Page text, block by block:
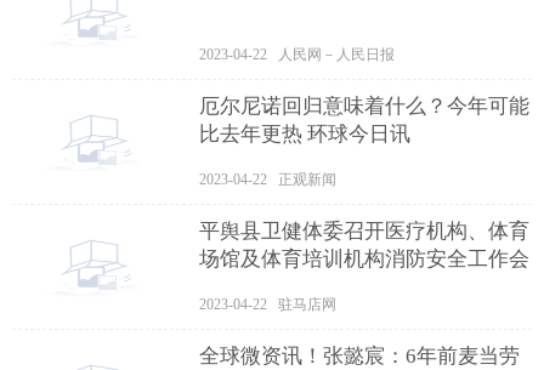
2023-04-22 人民网－人民日报
厄尔尼诺回归意味着什么？今年可能
比去年更热 环球今日讯
2023-04-22 正观新闻
平舆县卫健体委召开医疗机构、体育
场馆及体育培训机构消防安全工作会
2023-04-22 驻马店网
全球微资讯！张懿宸：6年前麦当劳